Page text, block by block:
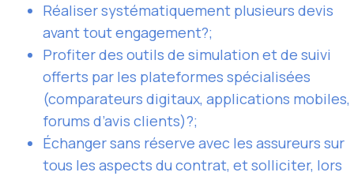
Réaliser systématiquement plusieurs devis
avant tout engagement?;
Profiter des outils de simulation et de suivi
offerts par les plateformes spécialisées
(comparateurs digitaux, applications mobiles,
forums d’avis clients)?;
Échanger sans réserve avec les assureurs sur
tous les aspects du contrat, et solliciter, lors